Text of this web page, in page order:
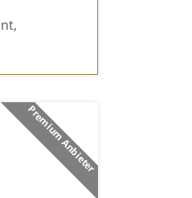
Premium Anbieter